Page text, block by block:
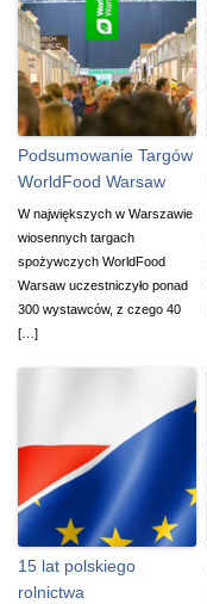
Podsumowanie Targów
WorldFood Warsaw
W największych w Warszawie
wiosennych targach
spożywczych WorldFood
Warsaw uczestniczyło ponad
300 wystawców, z czego 40
[…]
15 lat polskiego
rolnictwa